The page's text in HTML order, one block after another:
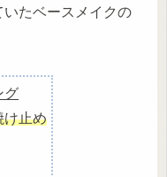
たベースメイクの
グ
け止め